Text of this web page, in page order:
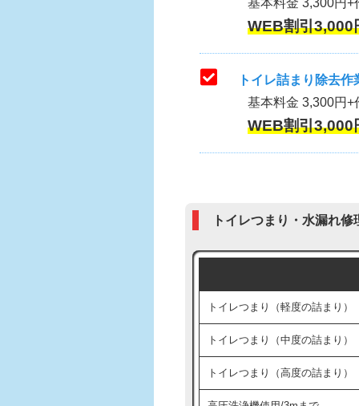
基本料金 3,300円+
WEB割引
トイレ詰まり除去
基本料金 3,300円+
WEB割引
トイレつまり・水漏れ
トイレつまり（軽度の詰まり）
トイレつまり（中度の詰まり）
トイレつまり（高度の詰まり）